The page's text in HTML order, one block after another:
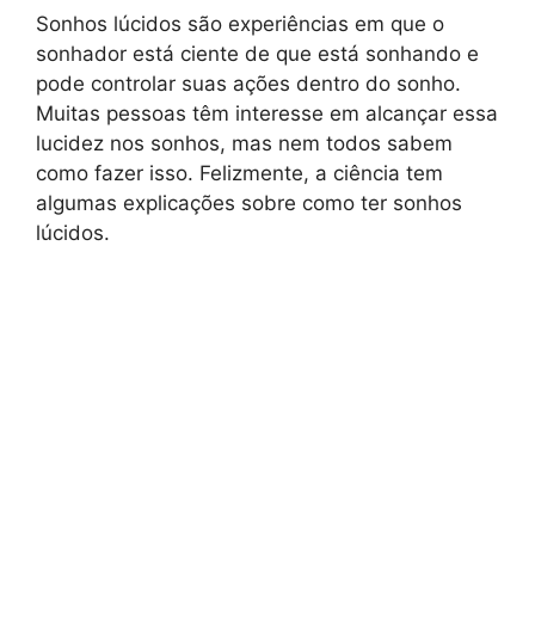
Sonhos lúcidos são experiências em que o
sonhador está ciente de que está sonhando e
pode controlar suas ações dentro do sonho.
Muitas pessoas têm interesse em alcançar essa
lucidez nos sonhos, mas nem todos sabem
como fazer isso. Felizmente, a ciência tem
algumas explicações sobre como ter sonhos
lúcidos.